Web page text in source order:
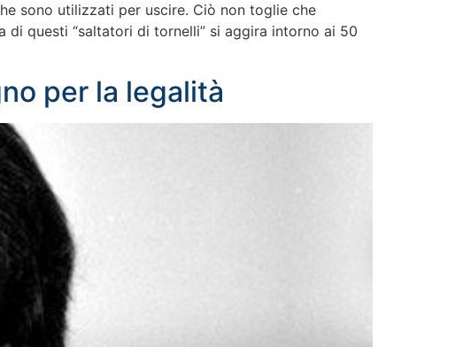
sono utilizzati per uscire. Ciò non toglie che
questi “saltatori di tornelli” si aggira intorno ai 50
per la legalità